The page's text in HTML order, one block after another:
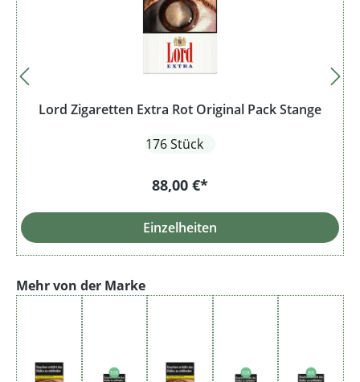
Lord Zigaretten Extra Rot Original Pack Stange
176 Stück
88,00 €*
Einzelheiten
Produktgalerie überspringen
Mehr von der Marke